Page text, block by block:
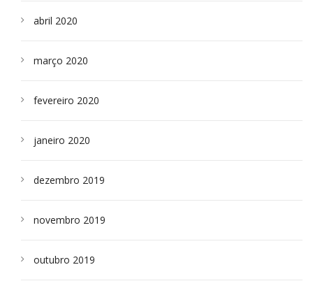
abril 2020
março 2020
fevereiro 2020
janeiro 2020
dezembro 2019
novembro 2019
outubro 2019